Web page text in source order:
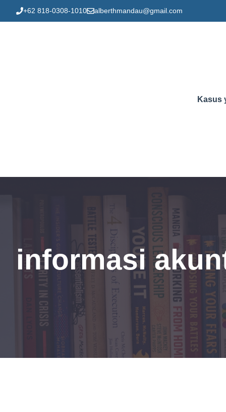
to
+62 818-0308-1010 alberthmandau@gmail.com
Kasus
informasi